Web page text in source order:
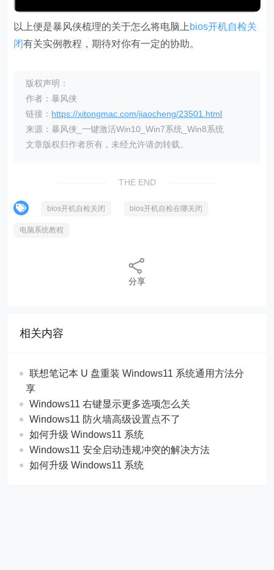
以上便是暴风侠梳理的关于怎么将电脑上 bios开机自检关
闭有关实例教程，期待对你有一定的协助。
版权声明：
作者：暴风侠
链接： https://xitongmac.com/jiaocheng/23501.html
来源：暴风侠_一键激活Win10_Win7系统_Win8系统
文章版权归作者所有，未经允许请勿转载。
THE END
bios开机自检关闭 bios开机自检在哪关闭
电脑系统教程
分享
相关内容
联想笔记本 U 盘重装 Windows11 系统通用方法分
享
Windows11 右键显示更多选项怎么关
Windows11 防火墙高级设置点不了
如何升级 Windows11 系统
Windows11 安全启动违规冲突的解决方法
如何升级 Windows11 系统